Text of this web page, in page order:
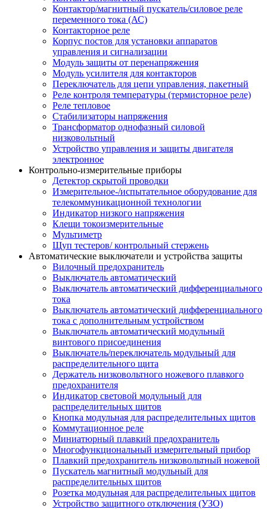
Контактор/магнитный пускатель/силовое реле
переменного тока (АС)
Контакторное реле
Корпус постов для установки аппаратов
управления и сигнализации
Модуль защиты от перенапряжения
Модуль усилителя для контакторов
Переключатель для цепи управления, пакетный
Реле контроля температуры (термисторное реле)
Реле тепловое
Стабилизаторы напряжения
Трансформатор однофазный силовой
низковольтный
Устройство управления и защиты двигателя
электронное
Контрольно-измерительные приборы
Детектор скрытой проводки
Измерительное-/испытательное оборудование для
телекоммуникационной технологии
Индикатор низкого напряжения
Клещи токоизмерительные
Мультиметр
Щуп тестеров/ контрольный стержень
Автоматические выключатели и устройства защиты
Вилочный предохранитель
Выключатель автоматический
Выключатель автоматический дифференциального
тока
Выключатель автоматический дифференциального
тока с дополнительным устройством
Выключатель автоматический модульный
винтового присоединения
Выключатель/переключатель модульный для
распределительного щита
Держатель низковольтного ножевого плавкого
предохранителя
Индикатор световой модульный для
распределительных щитов
Кнопка модульная для распределительных щитов
Коммутационное реле
Миниатюрный плавкий предохранитель
Многофункциональный измерительный прибор
Плавкий предохранитель низковольтный ножевой
Пускатель магнитный модульный для
распределительных щитов
Розетка модульная для распределительных щитов
Устройство защитного отключения (УЗО)